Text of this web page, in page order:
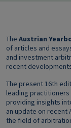
The Austrian
of articles and
and investment
recent
The present 16th
leading
providing insights
an update on recent
the field of